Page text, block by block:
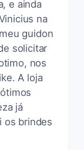
e ainda
na
guidon
solicitar
nos
A loja
já
os brindes